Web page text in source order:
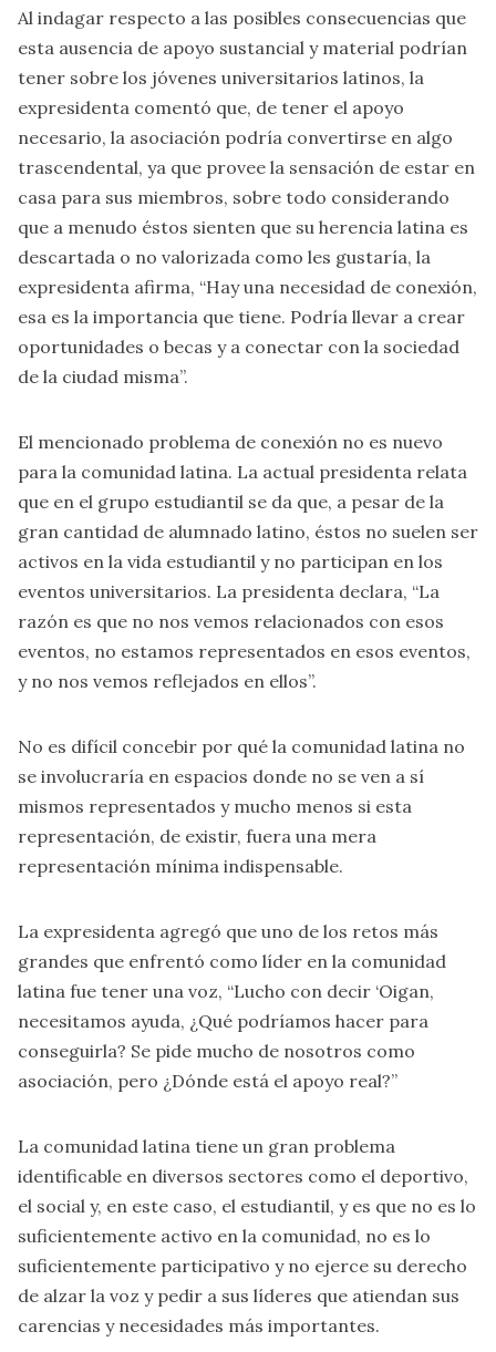
Al indagar respecto a las posibles consecuencias que
esta ausencia de apoyo sustancial y material podrían
tener sobre los jóvenes universitarios latinos, la
expresidenta comentó que, de tener el apoyo
necesario, la asociación podría convertirse en algo
trascendental, ya que provee la sensación de estar en
casa para sus miembros, sobre todo considerando
que a menudo éstos sienten que su herencia latina es
descartada o no valorizada como les gustaría, la
expresidenta afirma, “Hay una necesidad de conexión,
esa es la importancia que tiene. Podría llevar a crear
oportunidades o becas y a conectar con la sociedad
de la ciudad misma”.
El mencionado problema de conexión no es nuevo
para la comunidad latina. La actual presidenta relata
que en el grupo estudiantil se da que, a pesar de la
gran cantidad de alumnado latino, éstos no suelen ser
activos en la vida estudiantil y no participan en los
eventos universitarios. La presidenta declara, “La
razón es que no nos vemos relacionados con esos
eventos, no estamos representados en esos eventos,
y no nos vemos reflejados en ellos”.
No es difícil concebir por qué la comunidad latina no
se involucraría en espacios donde no se ven a sí
mismos representados y mucho menos si esta
representación, de existir, fuera una mera
representación mínima indispensable.
La expresidenta agregó que uno de los retos más
grandes que enfrentó como líder en la comunidad
latina fue tener una voz, “Lucho con decir ‘Oigan,
necesitamos ayuda, ¿Qué podríamos hacer para
conseguirla? Se pide mucho de nosotros como
asociación, pero ¿Dónde está el apoyo real?”
La comunidad latina tiene un gran problema
identificable en diversos sectores como el deportivo,
el social y, en este caso, el estudiantil, y es que no es lo
suficientemente activo en la comunidad, no es lo
suficientemente participativo y no ejerce su derecho
de alzar la voz y pedir a sus líderes que atiendan sus
carencias y necesidades más importantes.